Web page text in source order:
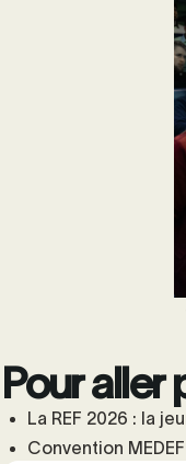
Pour aller
La REF 2026 : la
Convention